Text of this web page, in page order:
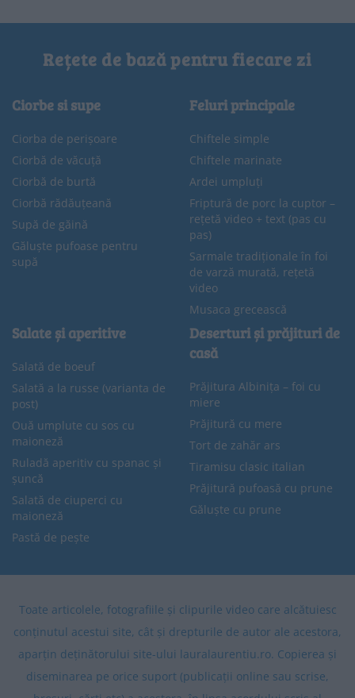
Rețete de bază pentru fiecare zi
Ciorbe si supe
Ciorba de perișoare
Ciorbă de văcuță
Ciorbă de burtă
Ciorbă rădăuțeană
Supă de găină
Găluște pufoase pentru
supă
Feluri principale
Chiftele simple
Chiftele marinate
Ardei umpluți
Friptură de porc la cuptor –
rețetă video + text (pas cu
pas)
Sarmale tradiționale în foi
de varză murată, rețetă
video
Musaca grecească
Salate și aperitive
Salată de boeuf
Salată a la russe (varianta de
post)
Ouă umplute cu sos cu
maioneză
Ruladă aperitiv cu spanac și
șuncă
Salată de ciuperci cu
maioneză
Pastă de pește
Deserturi și prăjituri de
casă
Prăjitura Albinița – foi cu
miere
Prăjitură cu mere
Tort de zahăr ars
Tiramisu clasic italian
Prăjitură pufoasă cu prune
Găluște cu prune
Toate articolele, fotografiile și clipurile video care alcătuiesc
conținutul acestui site, cât și drepturile de autor ale acestora,
aparțin deținătorului site-ului lauralaurentiu.ro. Copierea și
diseminarea pe orice suport (publicații online sau scrise,